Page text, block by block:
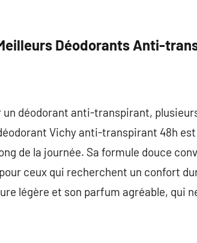
Déodorants Anti-
un déodorant anti-transpirant,
Vichy anti-transpirant 48h
de la journée. Sa formule douce
ceux qui recherchent un confort
légère et son parfum agréable, qui